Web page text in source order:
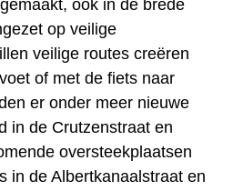
ook in de brede
op veilige
veilige routes creëren
of met de fiets naar
er onder meer nieuwe
in de Crutzenstraat en
oversteekplaatsen
in de Albertkanaalstraat en